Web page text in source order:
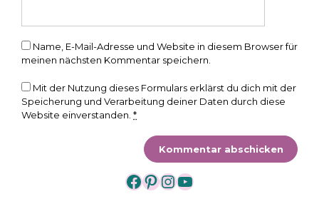
Name, E-Mail-Adresse und Website in diesem Browser für
meinen nächsten Kommentar speichern.
Mit der Nutzung dieses Formulars erklärst du dich mit der
Speicherung und Verarbeitung deiner Daten durch diese
Website einverstanden. *
https://
https://
https://
https://